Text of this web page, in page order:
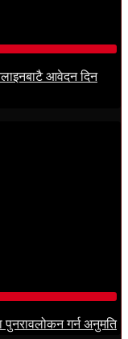
आवेदन दिन
पुनरावलोकन गर्न अनुमति